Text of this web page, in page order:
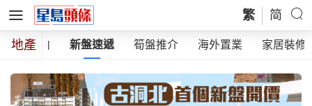
繁 简
地產
樓市動向 新盤速遞 筍盤推介 海外置業 家居裝修